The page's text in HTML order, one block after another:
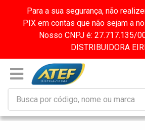
Para a sua segurança, não
PIX em contas que não sejam a
Nosso CNPJ é: 27.717.135/
DISTRIBUIDORA